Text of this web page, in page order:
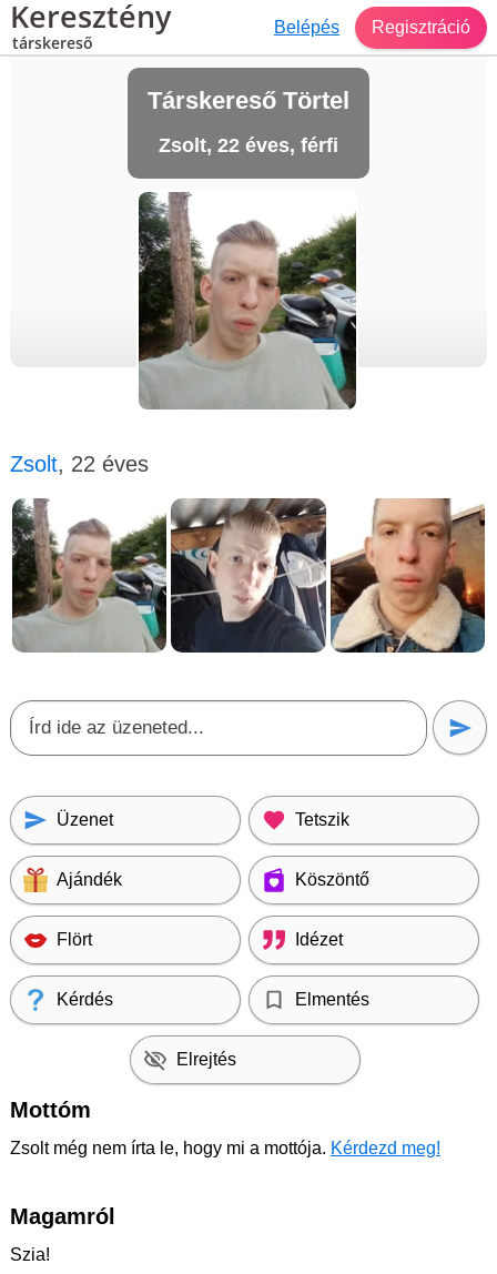
Keresztény
társkereső
Belépés Regisztráció
Társkereső Törtel
Zsolt, 22 éves, férfi
Zsolt, 22 éves
Üzenet Tetszik
Ajándék Köszöntő
Flört Idézet
Kérdés Elmentés
Elrejtés
Mottóm
Zsolt még nem írta le, hogy mi a mottója. Kérdezd meg!
Magamról
Szia!